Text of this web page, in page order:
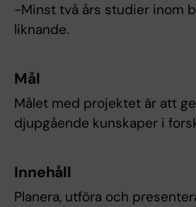
-Minst två års studier inom
liknande.
Mål
Målet med projektet är att
djupgående kunskaper i
Innehåll
Planera, utföra och